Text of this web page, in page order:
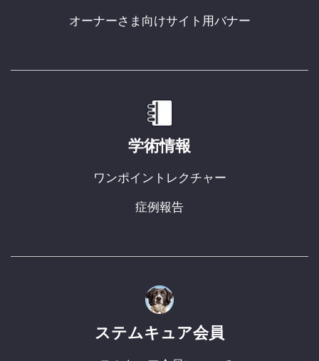
オーナーさま向けサイト用バナー
学術情報
ワンポイントレクチャー
症例報告
ステムキュア会員